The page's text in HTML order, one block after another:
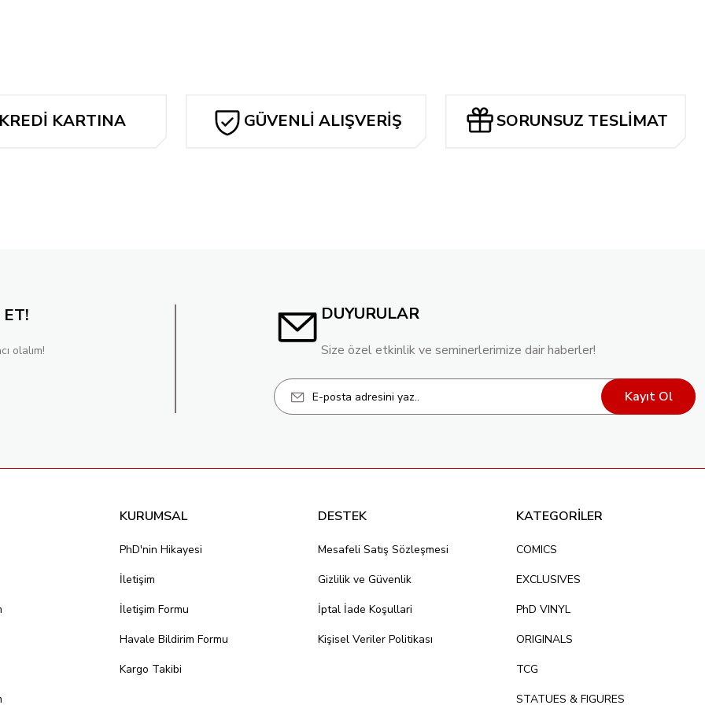
KREDİ KARTINA
GÜVENLİ ALIŞVERİŞ SORUNSUZ TESLİMAT
olalım!
DUYURULAR
Size özel etkinlik ve seminerlerimize dair haberler!
Kayıt Ol
KURUMSAL
PhD'nin Hikayesi
İletişim
İletişim Formu
Havale Bildirim Formu
Kargo Takibi
DESTEK
Mesafeli Satış Sözleşmesi
Gizlilik ve Güvenlik
İptal İade Koşullari
Kişisel Veriler Politikası
KATEGORİLER
COMICS
EXCLUSIVES
PhD VINYL
ORIGINALS
TCG
STATUES & FIGURES